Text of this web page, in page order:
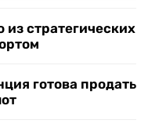
стратегических
готова продать